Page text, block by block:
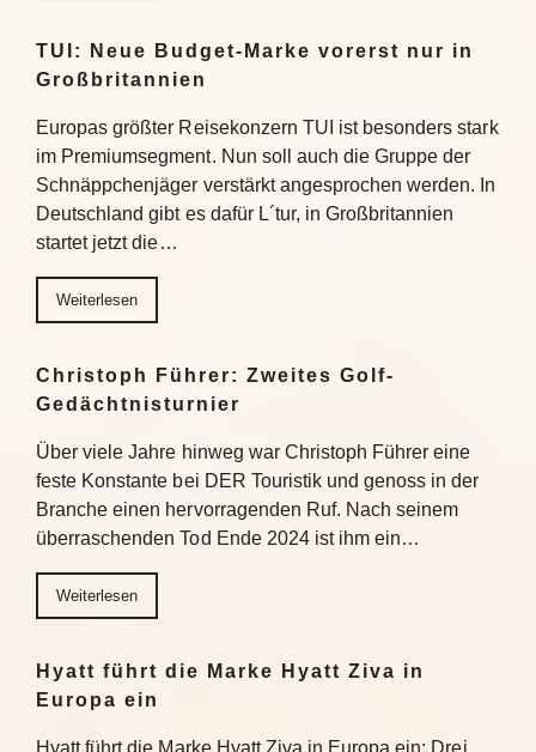
TUI: Neue Budget-Marke vorerst nur in
Großbritannien
Europas größter Reisekonzern TUI ist besonders stark
im Premiumsegment. Nun soll auch die Gruppe der
Schnäppchenjäger verstärkt angesprochen werden. In
Deutschland gibt es dafür L´tur, in Großbritannien
startet jetzt die…
Weiterlesen
Christoph Führer: Zweites Golf-
Gedächtnisturnier
Über viele Jahre hinweg war Christoph Führer eine
feste Konstante bei DER Touristik und genoss in der
Branche einen hervorragenden Ruf. Nach seinem
überraschenden Tod Ende 2024 ist ihm ein…
Weiterlesen
Hyatt führt die Marke Hyatt Ziva in
Europa ein
Hyatt führt die Marke Hyatt Ziva in Europa ein: Drei